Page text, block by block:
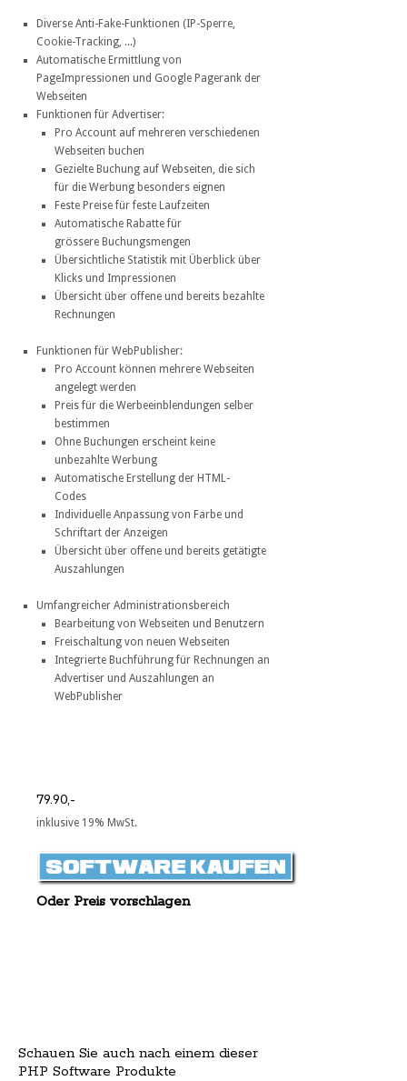
Diverse Anti-Fake-Funktionen (IP-Sperre,
Cookie-Tracking, ...)
Automatische Ermittlung von
PageImpressionen und Google Pagerank der
Webseiten
Funktionen für Advertiser:
Pro Account auf mehreren verschiedenen
Webseiten buchen
Gezielte Buchung auf Webseiten, die sich
für die Werbung besonders eignen
Feste Preise für feste Laufzeiten
Automatische Rabatte für
grössere Buchungsmengen
Übersichtliche Statistik mit Überblick über
Klicks und Impressionen
Übersicht über offene und bereits bezahlte
Rechnungen
Funktionen für WebPublisher:
Pro Account können mehrere Webseiten
angelegt werden
Preis für die Werbeeinblendungen selber
bestimmen
Ohne Buchungen erscheint keine
unbezahlte Werbung
Automatische Erstellung der HTML-
Codes
Individuelle Anpassung von Farbe und
Schriftart der Anzeigen
Übersicht über offene und bereits getätigte
Auszahlungen
Umfangreicher Administrationsbereich
Bearbeitung von Webseiten und Benutzern
Freischaltung von neuen Webseiten
Integrierte Buchführung für Rechnungen an
Advertiser und Auszahlungen an
WebPublisher
79.90,-
inklusive 19% MwSt.
Oder Preis vorschlagen
Schauen Sie auch nach einem dieser
PHP Software Produkte